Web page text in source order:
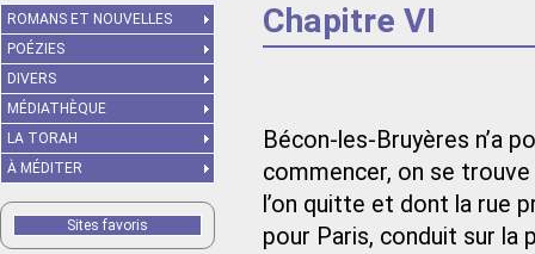
Chapitre VI
Bécon-les-Bruyères n’a
commencer, on se
l’on quitte et dont la rue
pour Paris, conduit sur la
ROMANS ET NOUVELLES
POÉZIES
DIVERS
MÉDIATHÈQUE
LA TORAH
À MÉDITER
Sites favoris